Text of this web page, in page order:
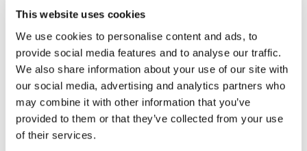
This website uses cookies
We use cookies to personalise content and ads, to
provide social media features and to analyse our traffic.
We also share information about your use of our site with
our social media, advertising and analytics partners who
may combine it with other information that you’ve
provided to them or that they’ve collected from your use
of their services.
com­bi­neert com­fort met eclec­tisch design en
zijn gemaakt van bij­zon­de­re stof­fen en stoc­kle­
der, met een focus op wel­zijn en hergebruik.
Rever­sa
Rever­sa, gerund door inte­ri­eur­ar­chi­tec­te Kat­lijn,
ver­koopt unie­ke vin­ta­ge meu­bels en deco­ra­tie.
Kat­lijn res­tau­reert ook meu­bels op afspraak, en